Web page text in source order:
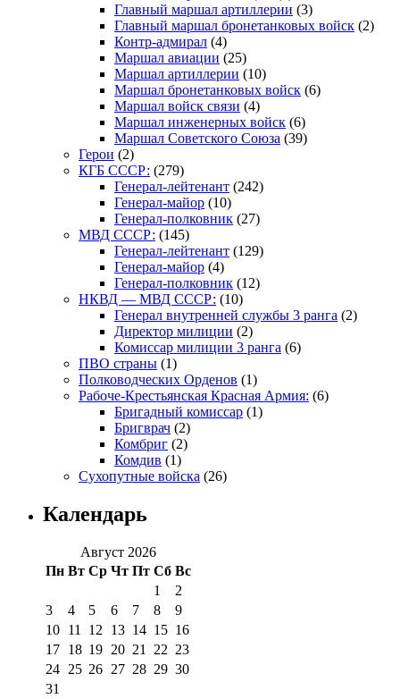
Главный маршал артиллерии (3)
Главный маршал бронетанковых войск (2)
Контр-адмирал (4)
Маршал авиации (25)
Маршал артиллерии (10)
Маршал бронетанковых войск (6)
Маршал войск связи (4)
Маршал инженерных войск (6)
Маршал Советского Союза (39)
Герои (2)
КГБ СССР: (279)
Генерал-лейтенант (242)
Генерал-майор (10)
Генерал-полковник (27)
МВД СССР: (145)
Генерал-лейтенант (129)
Генерал-майор (4)
Генерал-полковник (12)
НКВД — МВД СССР: (10)
Генерал внутренней службы 3 ранга (2)
Директор милиции (2)
Комиссар милиции 3 ранга (6)
ПВО страны (1)
Полководческих Орденов (1)
Рабоче-Крестьянская Красная Армия: (6)
Бригадный комиссар (1)
Бригврач (2)
Комбриг (2)
Комдив (1)
Сухопутные войска (26)
Календарь
Август 2026
Пн Вт Ср Чт Пт Сб Вс
1
2
3
4 5 6 7 8
9
10 11 12 13 14 15 16
17 18 19 20 21 22 23
24 25 26 27 28 29 30
31